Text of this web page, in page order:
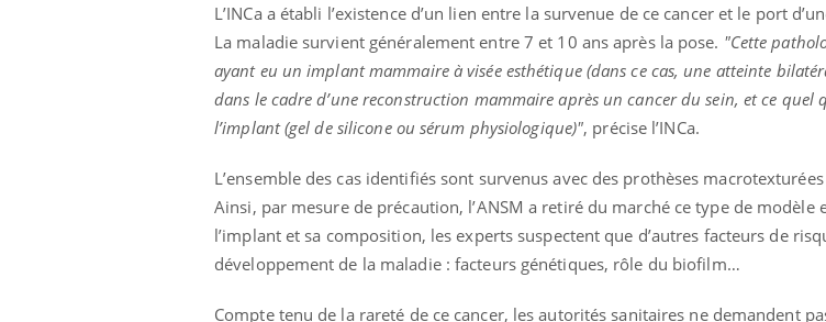
L’INCa a établi l’existence d’un lien entre la survenue de ce cancer et le port
La maladie survient généralement entre 7 et 10 ans après la pose. "Cette
ayant eu un implant mammaire à visée esthétique (dans ce cas, une atteinte
dans le cadre d’une reconstruction mammaire après un cancer du sein, et ce quel
l’implant (gel de silicone ou sérum physiologique)", précise l’INCa.
L’ensemble des cas identifiés sont survenus avec des prothèses
Ainsi, par mesure de précaution, l’ANSM a retiré du marché ce type de
l’implant et sa composition, les experts suspectent que d’autres facteurs de
développement de la maladie : facteurs génétiques, rôle du biofilm…
Compte tenu de la rareté de ce cancer, les autorités sanitaires ne demandent